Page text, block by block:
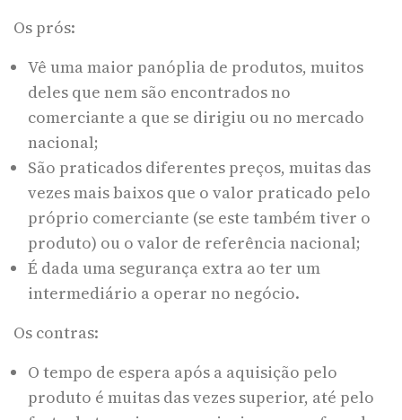
Os prós:
Vê uma maior panóplia de produtos, muitos
deles que nem são encontrados no
comerciante a que se dirigiu ou no mercado
nacional;
São praticados diferentes preços, muitas das
vezes mais baixos que o valor praticado pelo
próprio comerciante (se este também tiver o
produto) ou o valor de referência nacional;
É dada uma segurança extra ao ter um
intermediário a operar no negócio.
Os contras:
O tempo de espera após a aquisição pelo
produto é muitas das vezes superior, até pelo